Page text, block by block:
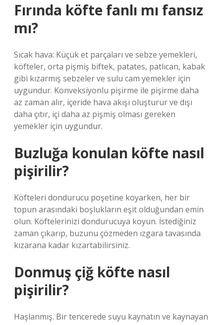
Fırında köfte fanlı mı fansız
mı?
Sıcak hava: Küçük et parçaları ve sebze yemekleri,
köfteler, orta pişmiş biftek, patates, patlıcan, kabak
gibi kızarmış sebzeler ve sulu cam yemekler için
uygundur. Konveksiyonlu pişirme ile pişirme daha
az zaman alır, içeride hava akışı oluşturur ve dışı
daha çıtır, içi daha az pişmiş olması gereken
yemekler için uygundur.
Buzluğa konulan köfte nasıl
pişirilir?
Köfteleri dondurucu poşetine koyarken, her bir
topun arasındaki boşlukların eşit olduğundan emin
olun. Köftelerinizi dondurucuya koyun. İstediğiniz
zaman çıkarıp, buzunu çözmeden ızgara tavasında
kızarana kadar kızartabilirsiniz.
Donmuş çiğ köfte nasıl
pişirilir?
Haşlanmış. Bir tencerede suyu kaynatın ve kaynayan